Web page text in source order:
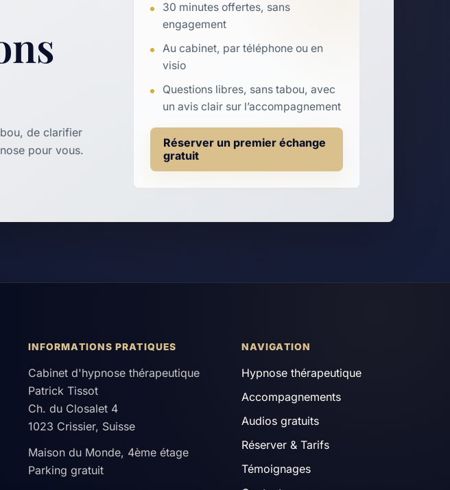
de clarifier
pour vous.
30 minutes offertes, sans
engagement
Au cabinet, par téléphone ou en
visio
Questions libres, sans tabou, avec
un avis clair sur l’accompagnement
Réserver un premier échange
gratuit
INFORMATIONS PRATIQUES
Cabinet d'hypnose thérapeutique
Patrick Tissot
Ch. du Closalet 4
1023 Crissier, Suisse
Maison du Monde, 4ème étage
Parking gratuit
NAVIGATION
Hypnose thérapeutique
Accompagnements
Audios gratuits
Réserver & Tarifs
Témoignages